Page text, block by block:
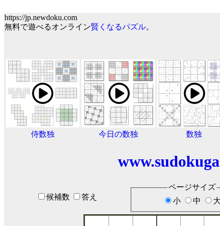
https://jp.newdoku.com
無料で遊べるオンライン賢くなるパズル。
侍数独 今日の数独 数独
候補数 答え
ページサイズ
小
中